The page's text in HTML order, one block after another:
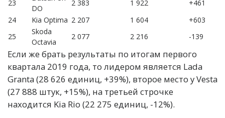
23
DO
2 383 1 922
+461
24
Kia Optima 2 207 1 604
+603
25
Skoda
Octavia
2 077 2 216 -139
Если же брать результаты по итогам первого
квартала 2019 года, то лидером является Lada
Granta (28 626 единиц, +39%), второе место у Vesta
(27 888 штук, +15%), на третьей строчке
находится Kia Rio (22 275 единиц, -12%).